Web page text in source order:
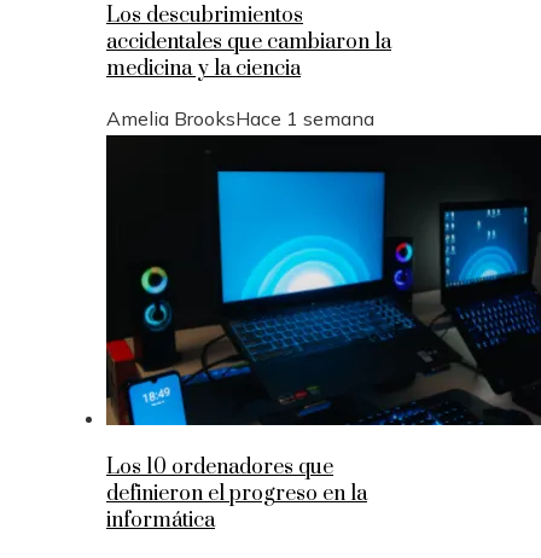
Los descubrimientos
accidentales que cambiaron la
medicina y la ciencia
Amelia BrooksHace 1 semana
Los 10 ordenadores que
definieron el progreso en la
informática